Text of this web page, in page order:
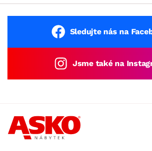
Sledujte nás na
Jsme také na